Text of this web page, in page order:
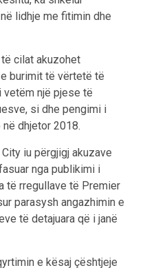
lidhje me fitimin dhe
cilat akuzohet
burimit të vërtetë të
një pjese të
si dhe pengimi i
dhjetor 2018.
iu përgjigj akuzave
nga publikimi i
të rregullave të Premier
parasysh angazhimin e
të detajuara që i janë
e kësaj çështjeje